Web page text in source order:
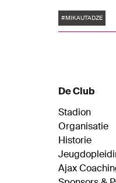
Sven
nieuweling.
Tags
#MIKAUTADZE
De Club
Stadion
Organisatie
Historie
Ajax